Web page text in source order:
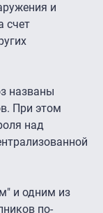
и
счет
названы
При этом
над
и одним из
по-